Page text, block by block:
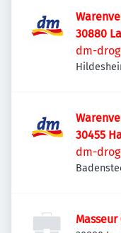
30880
dm-
30455
dm-